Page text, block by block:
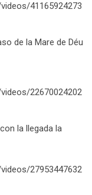
41165924273
de la Mare de Déu
22670024202
la llegada la
27953447632